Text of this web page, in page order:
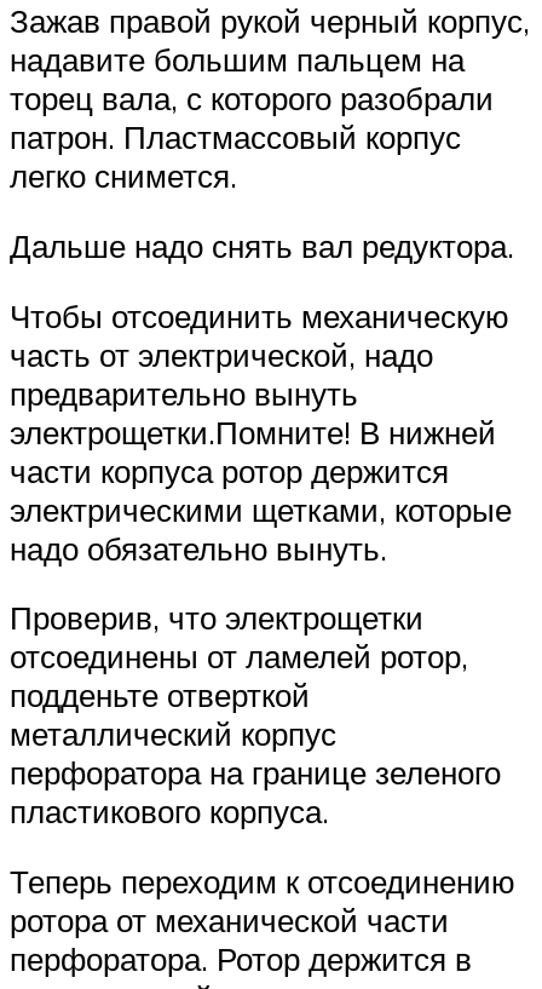
Зажав правой рукой черный корпус,
надавите большим пальцем на
торец вала, с которого разобрали
патрон. Пластмассовый корпус
легко снимется.
Дальше надо снять вал редуктора.
Чтобы отсоединить механическую
часть от электрической, надо
предварительно вынуть
электрощетки.Помните! В нижней
части корпуса ротор держится
электрическими щетками, которые
надо обязательно вынуть.
Проверив, что электрощетки
отсоединены от ламелей ротор,
подденьте отверткой
металлический корпус
перфоратора на границе зеленого
пластикового корпуса.
Теперь переходим к отсоединению
ротора от механической части
перфоратора. Ротор держится в